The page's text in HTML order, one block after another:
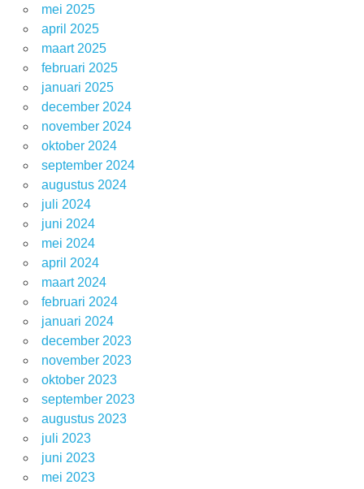
mei 2025
april 2025
maart 2025
februari 2025
januari 2025
december 2024
november 2024
oktober 2024
september 2024
augustus 2024
juli 2024
juni 2024
mei 2024
april 2024
maart 2024
februari 2024
januari 2024
december 2023
november 2023
oktober 2023
september 2023
augustus 2023
juli 2023
juni 2023
mei 2023